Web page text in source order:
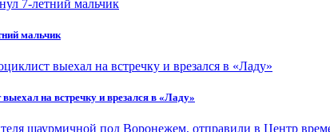
мальчик
на встречку и врезался в «Ладу»